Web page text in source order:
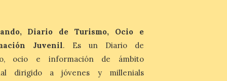
Patrimonio Nacional
cancela la temporada de
fuentes de La Granja ante
la escasez de agua
Diario de Turismo, Ocio e
Juvenil. Es un Diario de
ocio e información de ámbito
dirigido a jóvenes y millenials